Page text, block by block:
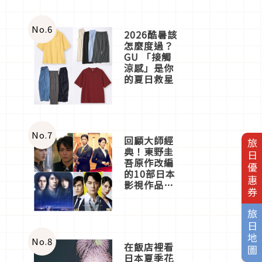
旅日優惠券
旅日地圖
No.6 2026酷暑該
怎麼度過？
GU 「接觸
涼感」是你
的夏日救星
No.7 回顧大師經
典！東野圭
吾原作改編
的10部日本
影視作品推
No.8 在飯店裡看
日本夏季花